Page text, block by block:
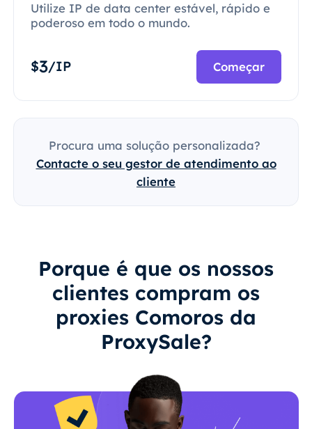
Utilize IP de data center estável, rápido e
poderoso em todo o mundo.
$3/IP Começar
Procura uma solução personalizada?
Contacte o seu gestor de atendimento ao
cliente
Porque é que os nossos
clientes compram os
proxies Comoros da
ProxySale?